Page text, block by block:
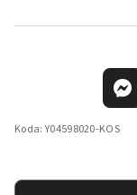
Koda:Y04598020-KOS